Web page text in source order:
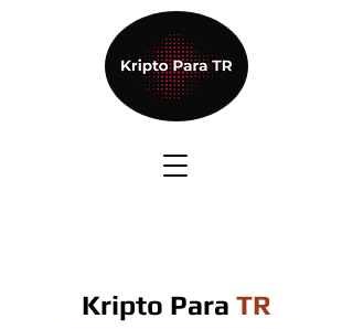
Kripto Para TR